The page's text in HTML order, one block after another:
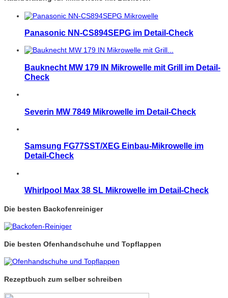
Panasonic NN-CS894SEPG im Detail-Check
Bauknecht MW 179 IN Mikrowelle mit Grill im Detail-
Check
Severin MW 7849 Mikrowelle im Detail-Check
Samsung FG77SST/XEG Einbau-Mikrowelle im
Detail-Check
Whirlpool Max 38 SL Mikrowelle im Detail-Check
Die besten Backofenreiniger
Die besten Ofenhandschuhe und Topflappen
Rezeptbuch zum selber schreiben